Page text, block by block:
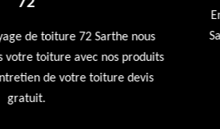
Entreprise de pose et nettoyage
Sarthe nous nettoyons vos
conservent leur utilités